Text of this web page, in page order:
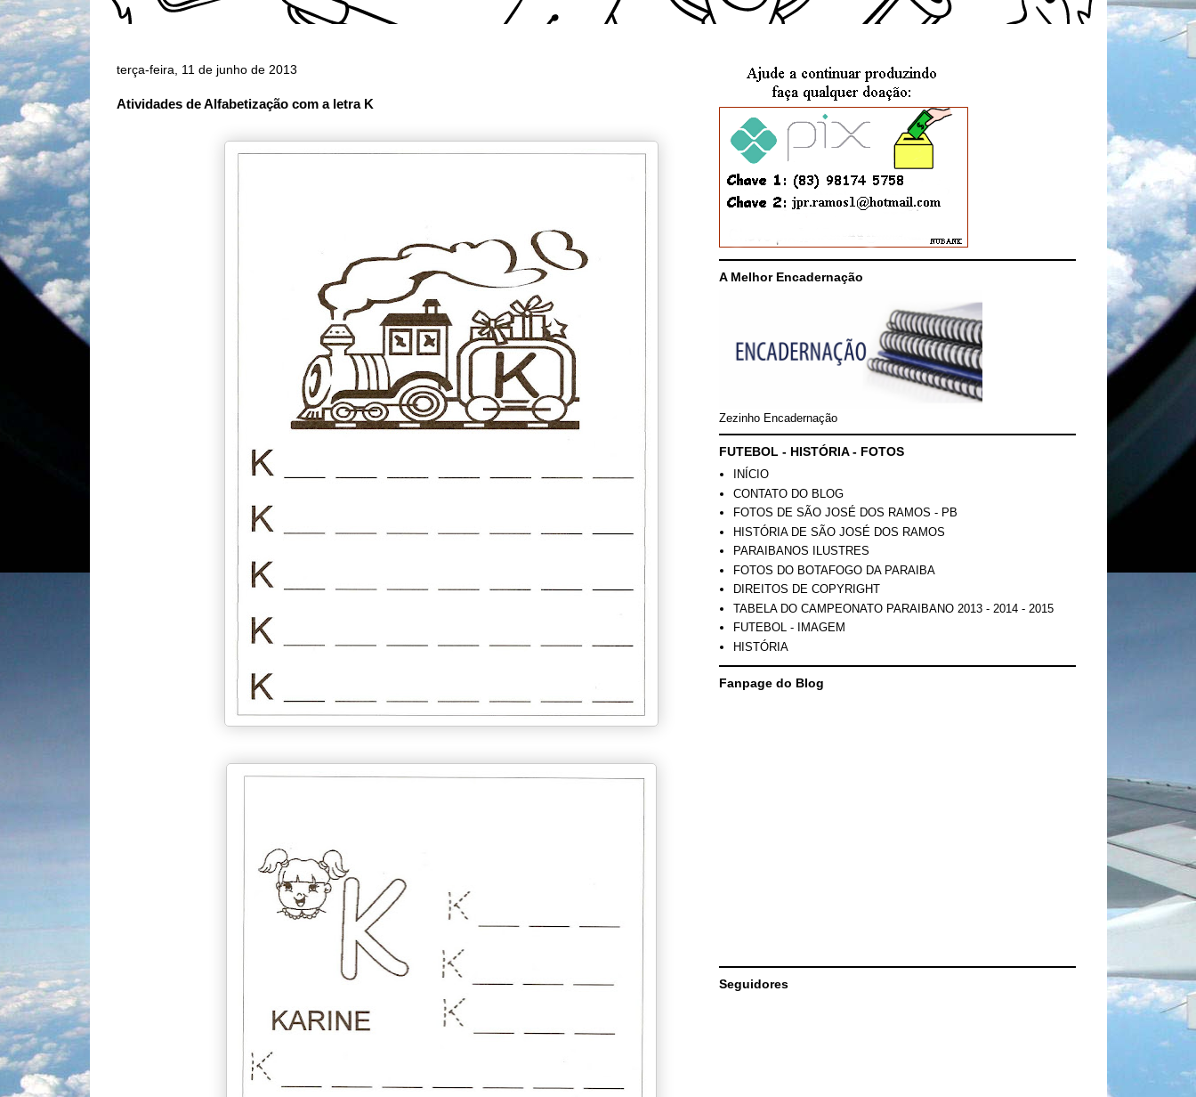
terça-feira, 11 de junho de 2013
Atividades de Alfabetização com a letra K
A Melhor Encadernação
Zezinho Encadernação
FUTEBOL - HISTÓRIA - FOTOS
INÍCIO
CONTATO DO BLOG
FOTOS DE SÃO JOSÉ DOS RAMOS - PB
HISTÓRIA DE SÃO JOSÉ DOS RAMOS
PARAIBANOS ILUSTRES
FOTOS DO BOTAFOGO DA PARAIBA
DIREITOS DE COPYRIGHT
TABELA DO CAMPEONATO PARAIBANO 2013 - 2014 - 2015
FUTEBOL - IMAGEM
HISTÓRIA
Fanpage do Blog
Seguidores